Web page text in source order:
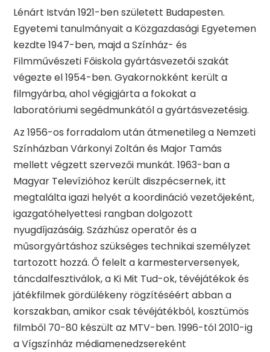
Lénárt István 1921-ben született Budapesten.
Egyetemi tanulmányait a Közgazdasági Egyetemen
kezdte 1947-ben, majd a Színház- és
Filmművészeti Főiskola gyártásvezetői szakát
végezte el 1954-ben. Gyakornokként került a
filmgyárba, ahol végigjárta a fokokat a
laboratóriumi segédmunkától a gyártásvezetésig.
Az 1956-os forradalom után átmenetileg a Nemzeti
Színházban Várkonyi Zoltán és Major Tamás
mellett végzett szervezői munkát. 1963-ban a
Magyar Televízióhoz került diszpécsernek, itt
megtalálta igazi helyét a koordináció vezetőjeként,
igazgatóhelyettesi rangban dolgozott
nyugdíjazásáig. Százhúsz operatőr és a
műsorgyártáshoz szükséges technikai személyzet
tartozott hozzá. Ő felelt a karmesterversenyek,
táncdalfesztiválok, a Ki Mit Tud-ok, tévéjátékok és
játékfilmek gördülékeny rögzítéséért abban a
korszakban, amikor csak tévéjátékból, kosztümös
filmből 70-80 készült az MTV-ben. 1996-tól 2010-ig
a Vígszínház médiamenedzsereként